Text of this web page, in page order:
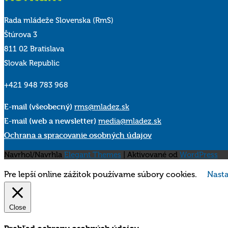
Rada mládeže Slovenska (RmS)
Štúrova 3
811 02 Bratislava
Slovak Republic
+421 948 783 968
E-mail (všeobecný) rms@mladez.sk
E-mail (web a newsletter) media@mladez.sk
Ochrana a spracovanie osobných údajov
Navrhol/Navrhla Elegant Themes | Aktivované od WordPress
Pre lepší online zážitok používame súbory cookies.
Close